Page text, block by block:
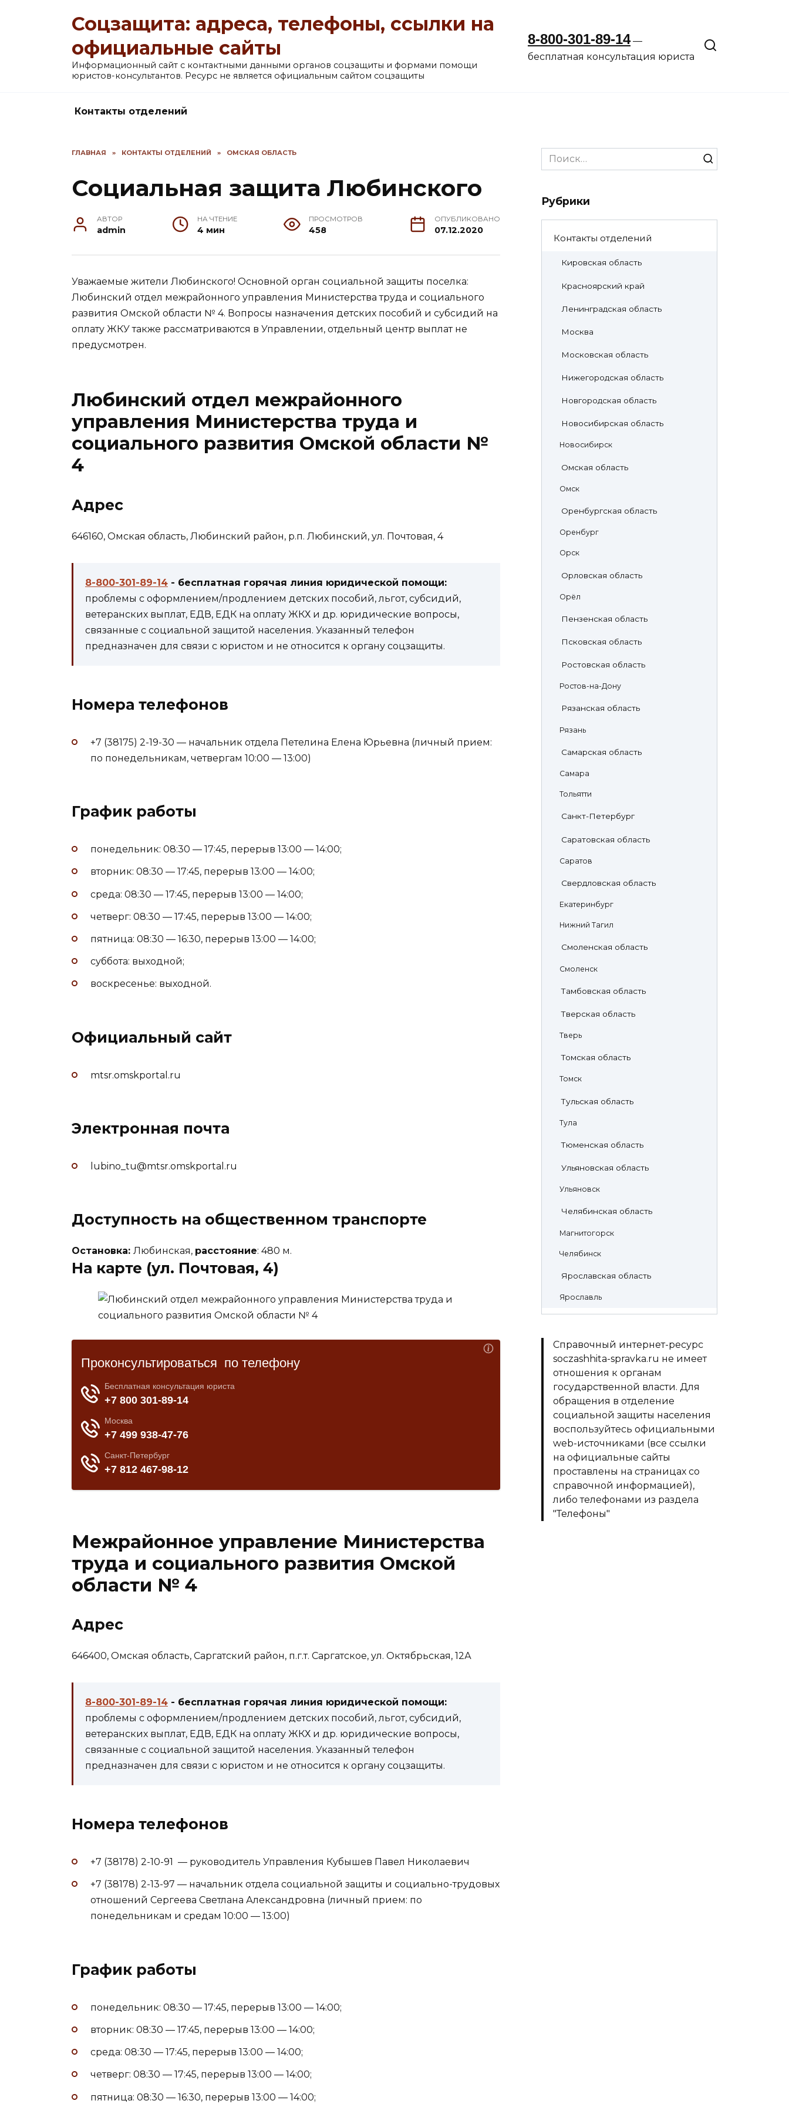
Соцзащита: адреса, телефоны, ссылки на
официальные сайты
Информационный сайт с контактными данными органов соцзащиты и формами помощи
юристов-консультантов. Ресурс не является официальным сайтом соцзащиты
8-800-301-89-14—
бесплатная консультация юриста
Контакты отделений
ГЛАВНАЯ » КОНТАКТЫ ОТДЕЛЕНИЙ » ОМСКАЯ ОБЛАСТЬ
Социальная защита Любинского
АВТОР
admin
НА ЧТЕНИЕ
4 мин
ПРОСМОТРОВ
458
ОПУБЛИКОВАНО
07.12.2020
Уважаемые жители Любинского! Основной орган социальной защиты поселка:
Любинский отдел межрайонного управления Министерства труда и социального
развития Омской области № 4. Вопросы назначения детских пособий и субсидий на
оплату ЖКУ также рассматриваются в Управлении, отдельный центр выплат не
предусмотрен.
Любинский отдел межрайонного
управления Министерства труда и
социального развития Омской области №
4
Адрес
646160, Омская область, Любинский район, р.п. Любинский, ул. Почтовая, 4
8-800-301-89-14 - бесплатная горячая линия юридической помощи:
проблемы с оформлением/продлением детских пособий, льгот, субсидий,
ветеранских выплат, ЕДВ, ЕДК на оплату ЖКХ и др. юридические вопросы,
связанные с социальной защитой населения. Указанный телефон
предназначен для связи с юристом и не относится к органу соцзащиты.
Номера телефонов
+7 (38175) 2-19-30 — начальник отдела Петелина Елена Юрьевна (личный прием:
по понедельникам, четвергам 10:00 — 13:00)
График работы
понедельник: 08:30 — 17:45, перерыв 13:00 — 14:00;
вторник: 08:30 — 17:45, перерыв 13:00 — 14:00;
среда: 08:30 — 17:45, перерыв 13:00 — 14:00;
четверг: 08:30 — 17:45, перерыв 13:00 — 14:00;
пятница: 08:30 — 16:30, перерыв 13:00 — 14:00;
суббота: выходной;
воскресенье: выходной.
Официальный сайт
mtsr.omskportal.ru
Электронная почта
lubino_tu@mtsr.omskportal.ru
Доступность на общественном транспорте
Остановка: Любинская, расстояние: 480 м.
На карте (ул. Почтовая, 4)
Межрайонное управление Министерства
труда и социального развития Омской
области № 4
Адрес
646400, Омская область, Саргатский район, п.г.т. Саргатское, ул. Октябрьская, 12А
8-800-301-89-14 - бесплатная горячая линия юридической помощи:
проблемы с оформлением/продлением детских пособий, льгот, субсидий,
ветеранских выплат, ЕДВ, ЕДК на оплату ЖКХ и др. юридические вопросы,
связанные с социальной защитой населения. Указанный телефон
предназначен для связи с юристом и не относится к органу соцзащиты.
Номера телефонов
+7 (38178) 2-10-91 — руководитель Управления Кубышев Павел Николаевич
+7 (38178) 2-13-97 — начальник отдела социальной защиты и социально-трудовых
отношений Сергеева Светлана Александровна (личный прием: по
понедельникам и средам 10:00 — 13:00)
График работы
понедельник: 08:30 — 17:45, перерыв 13:00 — 14:00;
вторник: 08:30 — 17:45, перерыв 13:00 — 14:00;
среда: 08:30 — 17:45, перерыв 13:00 — 14:00;
четверг: 08:30 — 17:45, перерыв 13:00 — 14:00;
пятница: 08:30 — 16:30, перерыв 13:00 — 14:00;
Search
for:
Рубрики
Контакты отделений
Кировская область
Красноярский край
Ленинградская область
Москва
Московская область
Нижегородская область
Новгородская область
Новосибирская область
Новосибирск
Омская область
Омск
Оренбургская область
Оренбург
Орск
Орловская область
Орёл
Пензенская область
Псковская область
Ростовская область
Ростов-на-Дону
Рязанская область
Рязань
Самарская область
Самара
Тольятти
Санкт-Петербург
Саратовская область
Саратов
Свердловская область
Екатеринбург
Нижний Тагил
Смоленская область
Смоленск
Тамбовская область
Тверская область
Тверь
Томская область
Томск
Тульская область
Тула
Тюменская область
Ульяновская область
Ульяновск
Челябинская область
Магнитогорск
Челябинск
Ярославская область
Ярославль
Справочный интернет-ресурс
soczashhita-spravka.ru не имеет
отношения к органам
государственной власти. Для
обращения в отделение
социальной защиты населения
воспользуйтесь официальными
web-источниками (все ссылки
на официальные сайты
проставлены на страницах со
справочной информацией),
либо телефонами из раздела
"Телефоны"